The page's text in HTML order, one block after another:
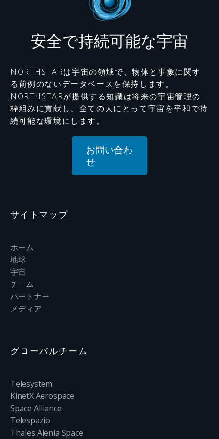
安全で持続可能な宇宙
NORTHSTARは宇宙の領域で、物体と事象に関す
る前例のないデータベースを保持します。
NORTHSTARが提供する知識は将来の宇宙管理の
枠組みに貢献し、全ての人にとって宇宙を平和で持
続可能な環境にします。
お問い合わ
せ
サイトマップ
ホーム
地球
宇宙
チーム
パートナー
メディア
グローバルチーム
Telesystem
KinetX Aerospace
Space Alliance
Telespazio
Thales Alenia Space